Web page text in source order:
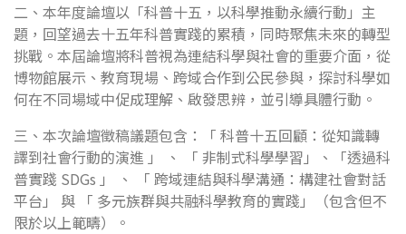
二、本年度論壇以「科普十五，以科學推動永續行動」主
題，回望過去十五年科普實踐的累積，同時聚焦未來的轉型
挑戰。本屆論壇將科普視為連結科學與社會的重要介面，從
博物館展示、教育現場、跨域合作到公民參與，探討科學如
何在不同場域中促成理解、啟發思辨，並引導具體行動。
三、本次論壇徵稿議題包含：「 科普十五回顧：從知識轉
譯到社會行動的演進 」 、 「 非制式科學學習」、「透過科
普實踐 SDGs 」 、 「 跨域連結與科學溝通：構建社會對話
平台」 與 「 多元族群與共融科學教育的實踐」（包含但不
限於以上範疇）。